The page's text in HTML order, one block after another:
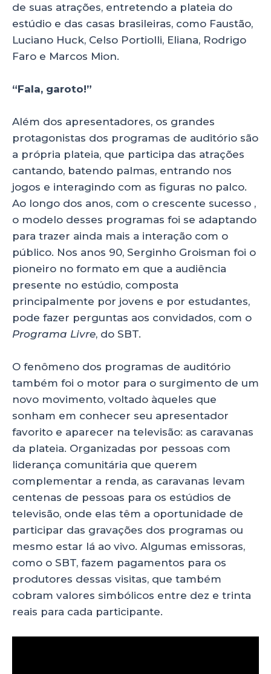
de suas atrações, entretendo a plateia do
estúdio e das casas brasileiras, como Faustão,
Luciano Huck, Celso Portiolli, Eliana, Rodrigo
Faro e Marcos Mion.
“Fala, garoto!”
Além dos apresentadores, os grandes
protagonistas dos programas de auditório são
a própria plateia, que participa das atrações
cantando, batendo palmas, entrando nos
jogos e interagindo com as figuras no palco.
Ao longo dos anos, com o crescente sucesso ,
o modelo desses programas foi se adaptando
para trazer ainda mais a interação com o
público. Nos anos 90, Serginho Groisman foi o
pioneiro no formato em que a audiência
presente no estúdio, composta
principalmente por jovens e por estudantes,
pode fazer perguntas aos convidados, com o
Programa Livre, do SBT.
O fenômeno dos programas de auditório
também foi o motor para o surgimento de um
novo movimento, voltado àqueles que
sonham em conhecer seu apresentador
favorito e aparecer na televisão: as caravanas
da plateia. Organizadas por pessoas com
liderança comunitária que querem
complementar a renda, as caravanas levam
centenas de pessoas para os estúdios de
televisão, onde elas têm a oportunidade de
participar das gravações dos programas ou
mesmo estar lá ao vivo. Algumas emissoras,
como o SBT, fazem pagamentos para os
produtores dessas visitas, que também
cobram valores simbólicos entre dez e trinta
reais para cada participante.